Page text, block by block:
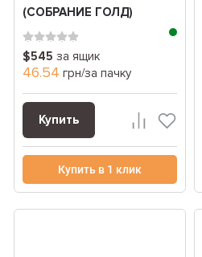
(СОБРАНИЕ ГОЛД)
$545 за ящик
46.54 грн/за пачку
Купить
Купить в 1 клик